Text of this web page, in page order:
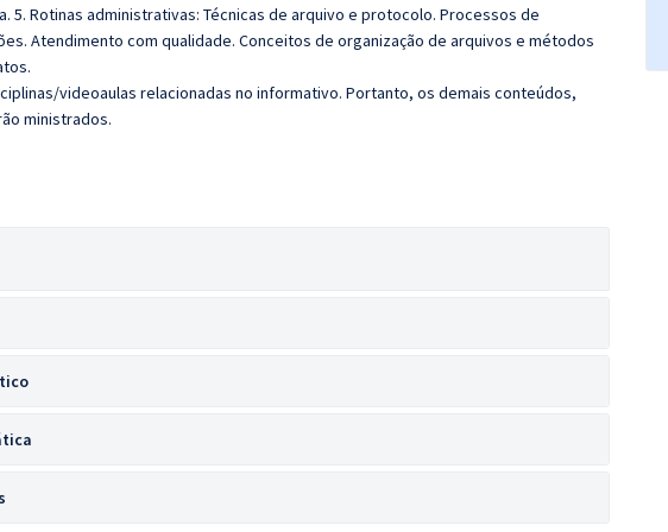
5. Rotinas administrativas: Técnicas de arquivo e protocolo. Processos de
Atendimento com qualidade. Conceitos de organização de arquivos e métodos
videoaulas relacionadas no informativo. Portanto, os demais conteúdos,
ministrados.